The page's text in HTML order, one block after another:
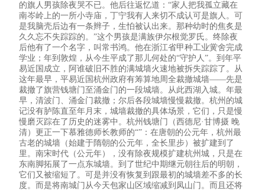
的旗人男孩除夜哭不已。他后往返忆道：“家人把我孤立藏在
南岑岭上的一所小寺庙，丁宁我有人来切不成认可是旗人。可
是我脑壳后边有一条辫子，生怕被认出来。那种幼时的焦炙是
久久忘不失踪踪的。”这个男孩是满族伊尔根觉罗氏。终除夜
后他有了一个名字，叫常书鸿。他在浙江省甲种工业黉舍完成
学业；年到敦煌，从今生平成了那儿何处的“守护人”。到年平
易近国成立，阿谁破旧不胜的满城墙火速地被拆失踪踪了。从
这年最早，平易近国杭州政府有筹算地周全裁撤城墙——先是
裁撤了旗营钱塘门至涌金门的一段城墙。从此西湖入城。年最
早，清波门、涌金门裁撤；尔后各段城墙慢慢裁撤。杭州的城
记没有胪陈直至年月末，城墙裁撤的具体场景，它们，只是慢
慢磨灭踪在了历史的迷雾中。杭州钱塘门（西德尼·甘博摄 晚
清）更正一下慕雅德师长教师的“”：在唐朝的公元年，杭州最
古老的城墙（始建于隋朝的公元年，全长里步）被扩建到了
里。南宋时代（公元年），没有除夜规模扩建杭州城，只是在
东南脚拓展了一点东城墙。到了世纪中期继元朝往后的明朝，
它们又被缩短了。可是并没有恢复到跟最初的城墙差不多的长
度。而是将南城门从今天包家山区域缩减到凤山门。而且还将